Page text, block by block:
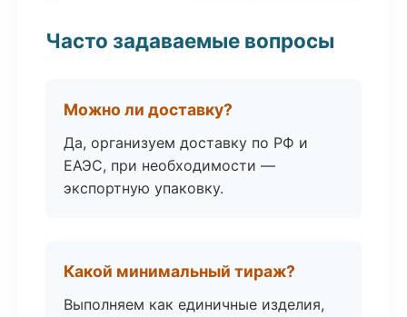
Часто задаваемые вопросы
Можно ли доставку?
Да, организуем доставку по РФ и
ЕАЭС, при необходимости —
экспортную упаковку.
Какой минимальный тираж?
Выполняем как единичные изделия,